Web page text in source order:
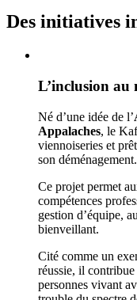
Des initiatives
L’inclusion au
Né d’une idée de l’
Appalaches, le
viennoiseries et
son déménagement.
Ce projet permet
compétences
gestion d’équipe,
bienveillant.
Cité comme un
réussie, il
personnes vivant